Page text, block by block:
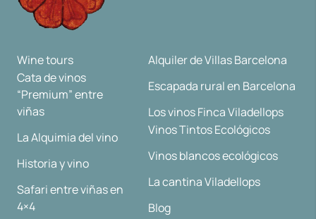
Wine tours
Cata de vinos
“Premium” entre
viñas
La Alquimia del vino
Historia y vino
Safari entre viñas en
4×4
Alquiler de Villas Barcelona
Escapada rural en Barcelona
Los vinos Finca Viladellops
Vinos Tintos Ecológicos
Vinos blancos ecológicos
La cantina Viladellops
Blog